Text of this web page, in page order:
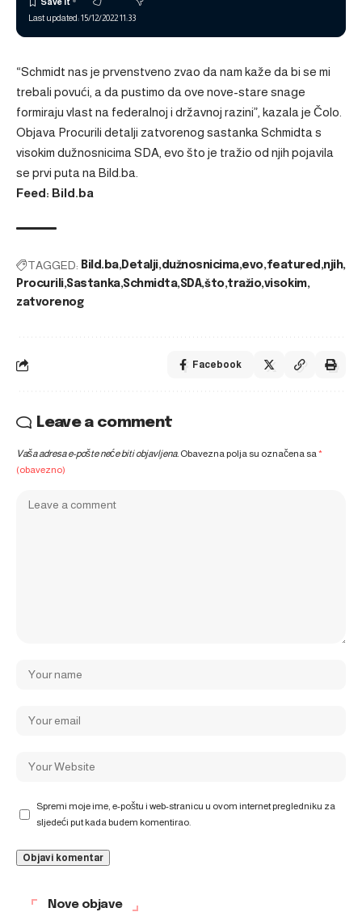
Last updated: 15/12/2022 11:33
“Schmidt nas je prvenstveno zvao da nam kaže da bi se mi
trebali povući, a da pustimo da ove nove-stare snage
formiraju vlast na federalnoj i državnoj razini”, kazala je Čolo.
Objava Procurili detalji zatvorenog sastanka Schmidta s
visokim dužnosnicima SDA, evo što je tražio od njih pojavila
se prvi puta na Bild.ba
Feed: Bild.ba
TAGGED: Bild.ba Detalji dužnosnicima evo featured njih
Procurili Sastanka Schmidta SDA što tražio visokim
zatvorenog
Facebook
Leave a comment
Vaša adresa e-pošte neće biti objavljena. Obavezna polja su označena sa*
(obavezno)
Spremi moje ime, e-poštu i web-stranicu u ovom internet pregledniku za
sljedeći put kada budem komentirao.
Nove objave